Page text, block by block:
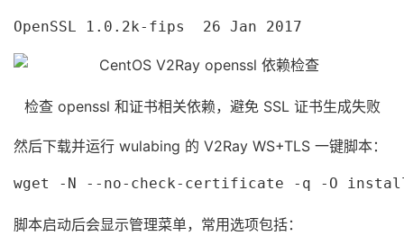
OpenSSL 1.0.2k-fips  26 Jan 2017
检查 openssl 和证书相关依赖，避免 SSL 证书生成失败
然后下载并运行 wulabing 的 V2Ray WS+TLS 一键脚本：
wget -N --no-check-certificate -q -O
脚本启动后会显示管理菜单，常用选项包括：